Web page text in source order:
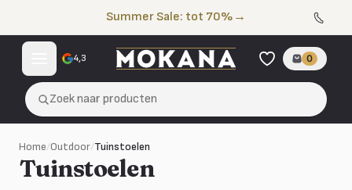
Summer Sale: tot 70% →
4,3 0
Zoek naar producten
Home/Outdoor/Tuinstoelen
Tuinstoelen